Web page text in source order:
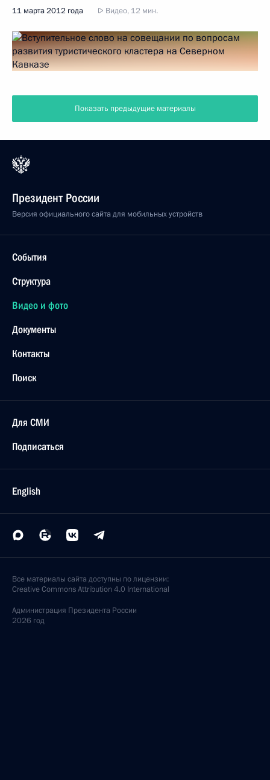
11 марта 2012 года Видео, 12 мин.
Показать предыдущие материалы
Президент России
Версия официального сайта для мобильных устройств
События
Структура
Видео и фото
Документы
Контакты
Поиск
Для СМИ
Подписаться
English
Все материалы сайта доступны по лицензии:
Creative Commons Attribution 4.0 International
Администрация Президента России
2026 год